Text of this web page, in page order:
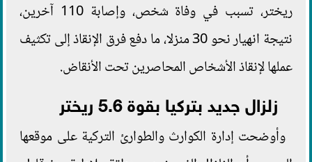
ريختر، تسبب في وفاة شخص، وإصابة 110 آخرين،
نتيجة انهيار نحو 30 منزلا، ما دفع فرق الإنقاذ إلى تكثيف
عملها لإنقاذ الأشخاص المحاصرين تحت الأنقاض.
زلزال جديد بتركيا بقوة 5.6 ريختر
وأوضحت إدارة الكوارث والطوارئ التركية على موقعها